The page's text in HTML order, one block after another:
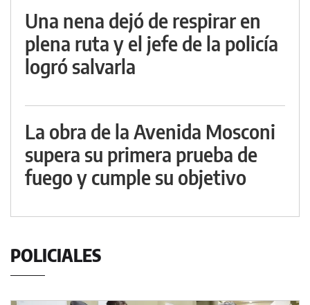
Una nena dejó de respirar en
plena ruta y el jefe de la policía
logró salvarla
La obra de la Avenida Mosconi
supera su primera prueba de
fuego y cumple su objetivo
POLICIALES